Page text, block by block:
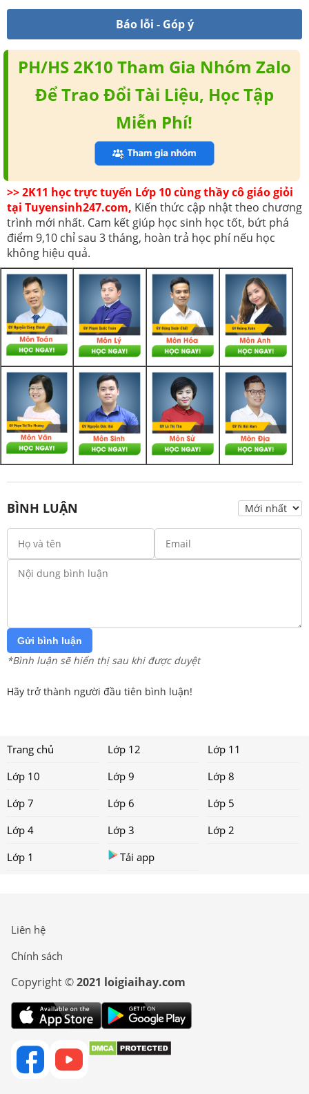
Báo lỗi - Góp ý
PH/HS 2K10 Tham Gia Nhóm Zalo
Để Trao Đổi Tài Liệu, Học Tập
Miễn Phí!
>> 2K11 học trực tuyến Lớp 10 cùng thầy cô giáo giỏi
tại Tuyensinh247.com, Kiến thức cập nhật theo chương
trình mới nhất. Cam kết giúp học sinh học tốt, bứt phá
điểm 9,10 chỉ sau 3 tháng, hoàn trả học phí nếu học
không hiệu quả.
BÌNH LUẬN
Gửi bình luận
*Bình luận sẽ hiển thị sau khi được duyệt
Hãy trở thành người đầu tiên bình luận!
Trang chủ Lớp 12
Lớp 11
Lớp 10
Lớp 9
Lớp 8
Lớp 7
Lớp 6
Lớp 5
Lớp 4
Lớp 3
Lớp 2
Lớp 1
Tải app
Liên hệ
Chính sách
Copyright ©2021 loigiaihay.com